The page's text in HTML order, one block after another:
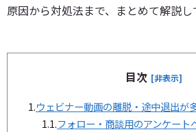
原因から対処法まで、まとめて解説し
目次 [非表示]
1.ウェビナー動画の離脱・途中退出が
1.1.フォロー・商談用のアンケート